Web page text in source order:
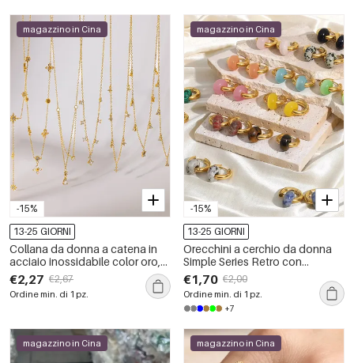
-15%
magazzino in Cina
13-25 GIORNI
Collana da donna a catena in
acciaio inossidabile color oro,
modello Simple Series con
forma geometrica a goccia,
impermeabile.
€2,27 €2,67
Ordine min. di 1 pz.
-15%
magazzino in Cina
13-25 GIORNI
Orecchini a cerchio da donna
Simple Series Retro con
sfumatura di colore, in acciaio
inossidabile, impermeabili, color
oro e pietra naturale.
€1,70 €2,00
Ordine min. di 1 pz.
+7
magazzino in Cina magazzino in Cina